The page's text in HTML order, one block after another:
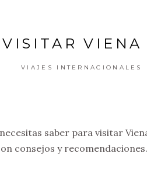
VIAJES INTERNACIONALES
saber para visitar
consejos y recomendaciones.